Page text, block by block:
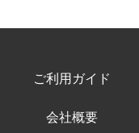
ご利用ガイド
会社概要